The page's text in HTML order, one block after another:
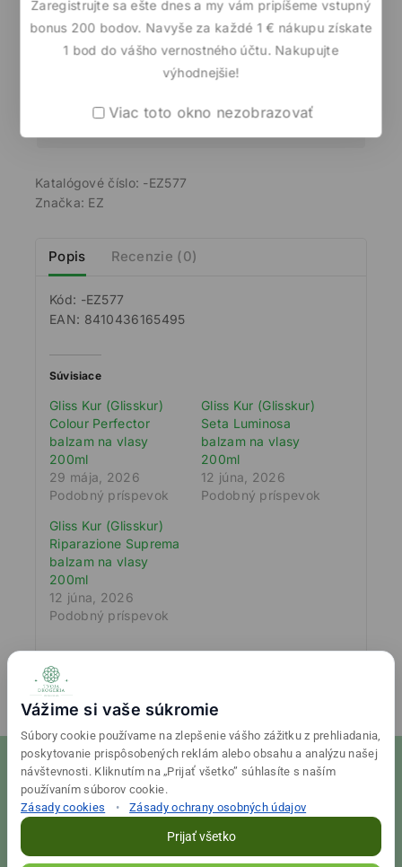
Doba dodania :Do 5 pracovných dní
Doprava zadarmo :Nákup nad 60 €
Katalógové číslo: -EZ577
Značka: EZ
Popis Recenzie (0)
Kód: -EZ577
EAN: 8410436165495
Súvisiace
Gliss Kur (Glisskur)
Colour Perfector
balzam na vlasy
200ml
29 mája, 2026
Podobný príspevok
Gliss Kur (Glisskur)
Seta Luminosa
balzam na vlasy
200ml
12 júna, 2026
Podobný príspevok
Gliss Kur (Glisskur)
Riparazione Suprema
balzam na vlasy
200ml
12 júna, 2026
Podobný príspevok
Zaregistrujte sa ešte dnes a my vám pripíšeme vstupný
bonus 200 bodov. Navyše za každé 1 € nákupu získate
1 bod do vášho vernostného účtu. Nakupujte
výhodnejšie!
Viac toto okno nezobrazovať
Vážime si vaše súkromie
Súbory cookie používame na zlepšenie vášho zážitku z prehliadania,
poskytovanie prispôsobených reklám alebo obsahu a analýzu našej
návštevnosti. Kliknutím na „Prijať všetko” súhlasíte s naším
používaním súborov cookie.
Zásady cookies
• Zásady ochrany osobných údajov
Prijať všetko